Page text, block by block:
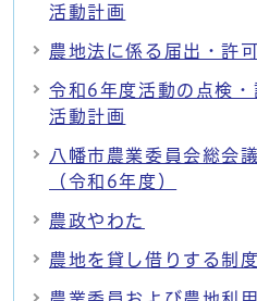
活動計画
農地法に係る届出・許
令和6年度活動の点検
活動計画
八幡市農業委員会総会
（令和6年度）
農政やわた
農地を貸し借りする制